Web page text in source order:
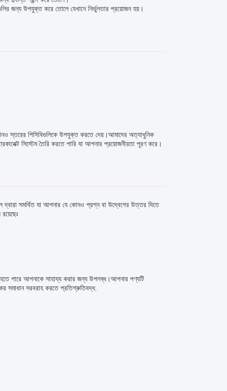
জন্য উপযুক্ত করে তোলে যেখানে নির্ভুলতার প্রয়োজন হয়।
স্তরের পিসিবিগুলিকে উপযুক্ত করতে দেয়।আমাদের অত্যাধুনিক
সিস্টেম তৈরি করতে পারি যা আপনার প্রয়োজনীয়তা পূরণ করে।
সমর্থিত যা আপনার যে কোনও প্রশ্ন বা উদ্বেগের উত্তর দিতে
পারে আপনাকে সাহায্য করার জন্য উপলব্ধ।আপনার পণ্যটি
সমাধান সরবরাহ করতে প্রতিশ্রুতিবদ্ধ.